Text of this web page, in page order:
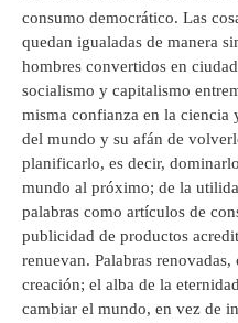
consumo democrático. Las
quedan igualadas de manera
hombres convertidos en
socialismo y capitalismo
misma confianza en la ciencia
del mundo y su afán de
planificarlo, es decir,
mundo al próximo; de la
palabras como artículos de
publicidad de productos
renuevan. Palabras
creación; el alba de la
cambiar el mundo, en vez de